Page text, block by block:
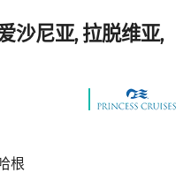
沙尼亚, 拉脱维亚,
根